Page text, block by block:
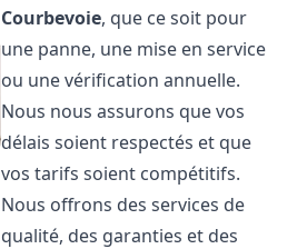
Courbevoie, que ce soit pour
une panne, une mise en service
ou une vérification annuelle.
Nous nous assurons que vos
délais soient respectés et que
vos tarifs soient compétitifs.
Nous offrons des services de
qualité, des garanties et des